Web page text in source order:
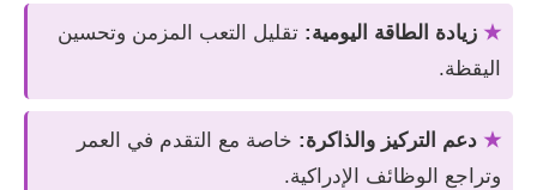
★ زيادة الطاقة اليومية: تقليل التعب المزمن وتحسين
اليقظة.
★ دعم التركيز والذاكرة: خاصة مع التقدم في العمر
وتراجع الوظائف الإدراكية.